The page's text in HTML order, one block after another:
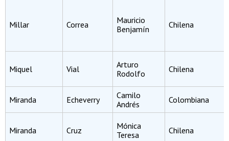
Millar Correa
Mauricio
Benjamín
Chilena
Miquel Vial
Arturo
Rodolfo
Chilena
Miranda Echeverry
Camilo
Andrés
Colombiana
Miranda Cruz
Mónica
Teresa
Chilena